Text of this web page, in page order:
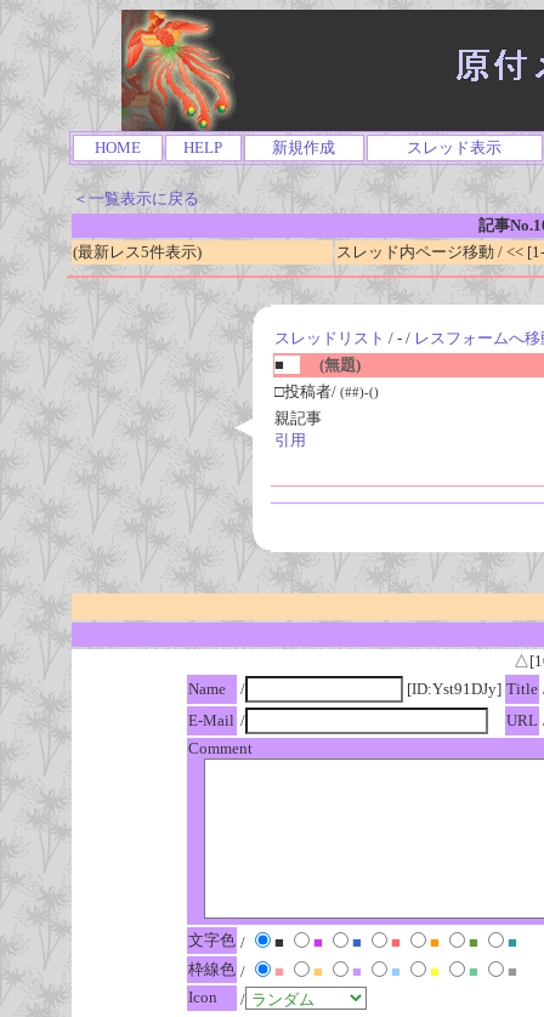
HOME HELP 新規作成 スレッド表示
＜一覧表示に戻る
記事
(最新レス5件表示)
スレッド内ページ移動 / <<
スレッドリスト / - / レスフォームへ移
■
(無題)
□投稿者/ (##)-()
親記事
引用
Name
/ [ID:Yst91DJy] Title
E-Mail / URL
Comment
文字色 / ■ ■ ■ ■ ■ ■
■
枠線色 / ■ ■ ■ ■ ■ ■
■
Icon
/